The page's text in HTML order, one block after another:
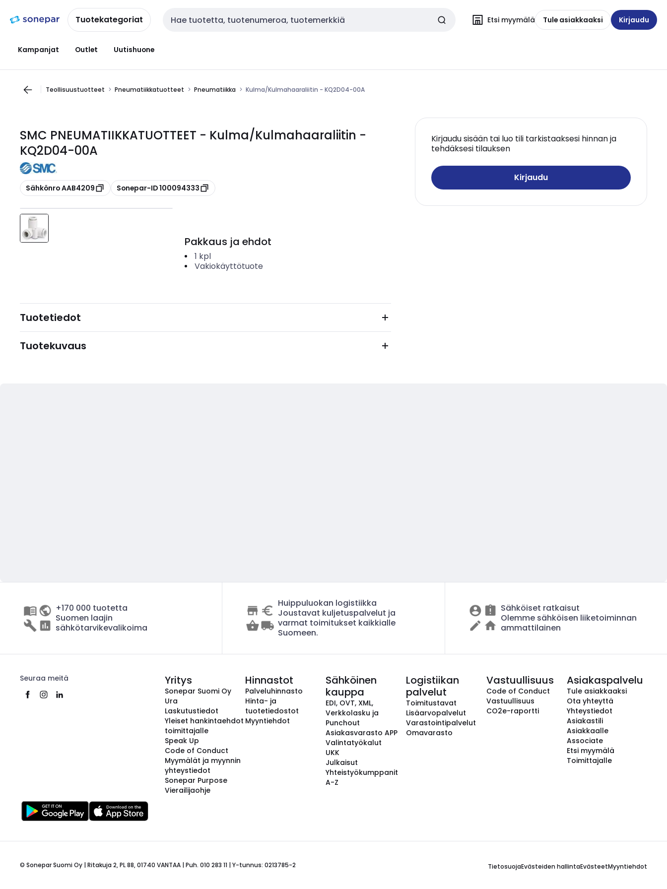
navigointiinsisältöönTuotekategoriat Haku Etsi myymälä Tule asiakkaaksi Kirjaudu
Kampanjat Outlet Uutishuone
Teollisuustuotteet Pneumatiikkatuotteet Pneumatiikka Kulma/Kulmahaaraliitin - KQ2D04-00A
SMC PNEUMATIIKKATUOTTEET - Kulma/Kulmahaaraliitin -
KQ2D04-00A
Kopioi
Sähkönro AAB4209 Kopioi
Sonepar-ID 100094333
Kirjaudu sisään tai luo tili tarkistaaksesi hinnan ja
tehdäksesi tilauksen
Kirjaudu
Pakkaus ja ehdot
1 kpl
Vakiokäyttötuote
Tuotetiedot
Tuotekuvaus
+170 000 tuotetta
Suomen laajin
sähkötarvikevalikoima
Huippuluokan logistiikka
Joustavat kuljetuspalvelut ja
varmat toimitukset kaikkialle
Suomeen.
Sähköiset ratkaisut
Olemme sähköisen liiketoiminnan
ammattilainen
Seuraa meitä Yritys
Sonepar Suomi Oy
Ura
Laskutustiedot
Yleiset hankintaehdot
toimittajalle
Speak Up
Code of Conduct
Myymälät ja myynnin
yhteystiedot
Sonepar Purpose
Vierailijaohje
Hinnastot
Palveluhinnasto
Hinta- ja
tuotetiedostot
Myyntiehdot
Sähköinen
kauppa
EDI, OVT, XML,
Verkkolasku ja
Punchout
Asiakasvarasto APP
Valintatyökalut
UKK
Julkaisut
Yhteistyökumppanit
A-Z
Logistiikan
palvelut
Toimitustavat
Lisäarvopalvelut
Varastointipalvelut
Omavarasto
Vastuullisuus
Code of Conduct
Vastuullisuus
CO2e-raportti
Asiakaspalvelu
Tule asiakkaaksi
Ota yhteyttä
Yhteystiedot
Asiakastili
Asiakkaalle
Associate
Etsi myymälä
Toimittajalle
© Sonepar Suomi Oy | Ritakuja 2, PL 88, 01740 VANTAA | Puh. 010 283 11 | Y-tunnus: 0213785-2 TietosuojaEvästeiden hallintaEvästeetMyyntiehdot